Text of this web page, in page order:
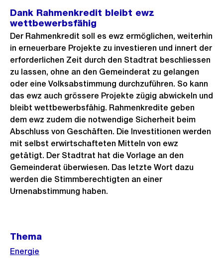
Dank Rahmenkredit bleibt ewz
wettbewerbsfähig
Der Rahmenkredit soll es ewz ermöglichen, weiterhin
in erneuerbare Projekte zu investieren und innert der
erforderlichen Zeit durch den Stadtrat beschliessen
zu lassen, ohne an den Gemeinderat zu gelangen
oder eine Volksabstimmung durchzuführen. So kann
das ewz auch grössere Projekte zügig abwickeln und
bleibt wettbewerbsfähig. Rahmenkredite geben
dem ewz zudem die notwendige Sicherheit beim
Abschluss von Geschäften. Die Investitionen werden
mit selbst erwirtschafteten Mitteln von ewz
getätigt. Der Stadtrat hat die Vorlage an den
Gemeinderat überwiesen. Das letzte Wort dazu
werden die Stimmberechtigten an einer
Urnenabstimmung haben.
Informationen
Thema
Energie